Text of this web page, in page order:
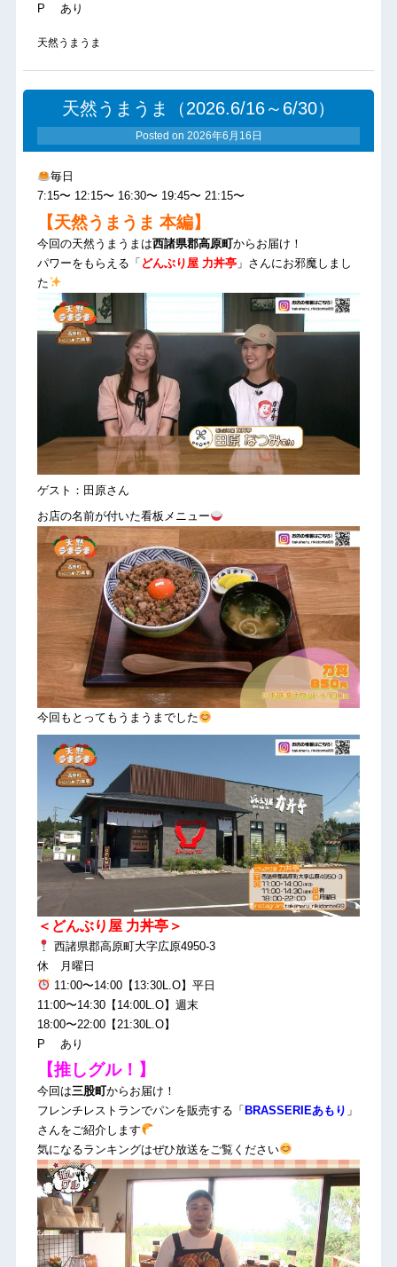
P あり
天然うまうま
天然うまうま（2026.6/16～6/30）
Posted on 2026年6月16日
毎日
7:15〜 12:15〜 16:30〜 19:45〜 21:15〜
【天然うまうま 本編】
今回の天然うまうまは西諸県郡高原町からお届け！
パワーをもらえる「 どんぶり屋 力丼亭」さんにお邪魔しまし
た
ゲスト：田原さん
お店の名前が付いた看板メニュー
今回もとってもうまうまでした
＜どんぶり屋 力丼亭＞
西諸県郡高原町大字広原4950-3
休 月曜日
11:00〜14:00【13:30L.O】平日
11:00〜14:30【14:00L.O】週末
18:00〜22:00【21:30L.O】
P あり
【推しグル！】
今回は三股町からお届け！
フレンチレストランでパンを販売する「 BRASSERIEあもり 」
さんをご紹介します
気になるランキングはぜひ放送をご覧ください